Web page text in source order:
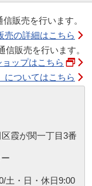
販売を行います。
売の詳細はこちら
信販売を行います。
ップはこちら
についてはこちら
霞が関一丁目3番
土・日・休日9:00